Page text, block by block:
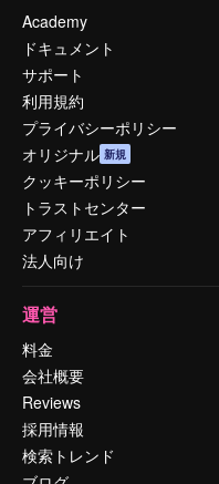
Academy
ドキュメント
サポート
利用規約
プライバシーポリシー
オリジナル 新規
クッキーポリシー
トラストセンター
アフィリエイト
法人向け
運営
料金
会社概要
Reviews
採用情報
検索トレンド